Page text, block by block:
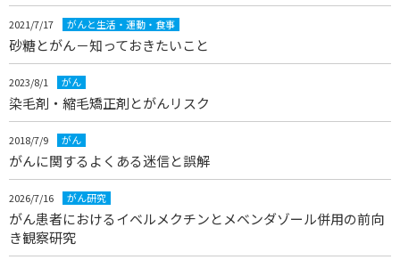
2021/7/17 がんと生活・運動・食事
砂糖とがん－知っておきたいこと
2023/8/1 がん
染毛剤・縮毛矯正剤とがんリスク
2018/7/9 がん
がんに関するよくある迷信と誤解
2026/7/16 がん研究
がん患者におけるイベルメクチンとメベンダゾール併用の前向
き観察研究